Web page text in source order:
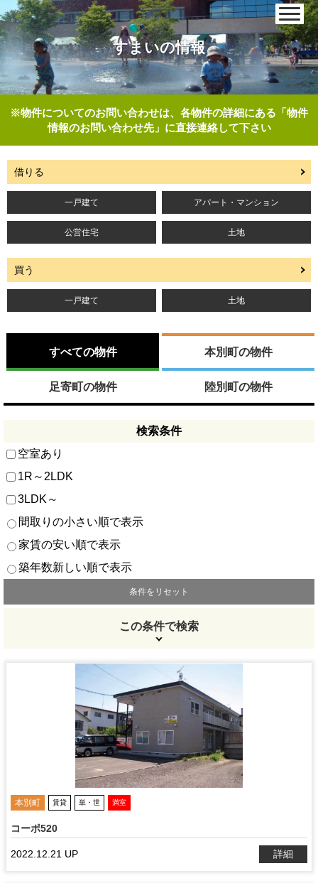
すまいの情報
※物件についてのお問い合わせは、各物件の詳細にある「物件
情報のお問い合わせ先」に直接連絡して下さい
借りる
一戸建て アパート・マンション
公営住宅 土地
買う
一戸建て 土地
すべての物件 本別町の物件
足寄町の物件 陸別町の物件
検索条件
空室あり
1R～2LDK
3LDK～
間取りの小さい順で表示
家賃の安い順で表示
築年数新しい順で表示
条件をリセット
この条件で検索
本別町 賃貸 単・世 満室
コーポ520
2022.12.21 UP 詳細